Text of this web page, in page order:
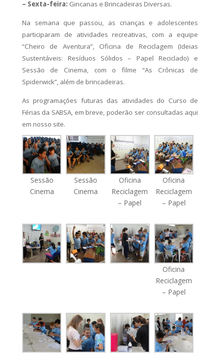
– Sexta-feira: Gincanas e Brincadeiras Diversas.
Na semana que passou, as crianças e adolescentes
participaram de atividades recreativas, com a equipe
“Cheiro de Aventura”, Oficina de Reciclagem (Ideias
Sustentáveis: Resíduos Sólidos – Papel Reciclado) e
Sessão de Cinema, com o filme “As Crônicas de
Spiderwick”, além de brincadeiras.
As programações futuras das atividades do Curso de
Férias da SABSA, em breve, poderão ser consultadas aqui
em nosso site.
Sessão
Cinema
Sessão
Cinema
Oficina
Reciclagem
– Papel
Oficina
Reciclagem
– Papel
Oficina
Reciclagem
– Papel